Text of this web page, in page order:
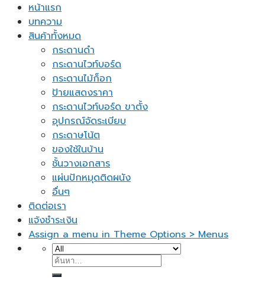
หน้าแรก
บทความ
สินค้าทั้งหมด
กระดานดำ
กระดานไวท์บอร์ด
กระดานไม้ก็อก
ป้ายแสดงราคา
กระดานไวท์บอร์ด ขาตั้ง
อุปกรณ์จัดระเบียบ
กระดาษโน้ต
ของใช้ในบ้าน
ชั้นวางเอกสาร
แผ่นปักหมุดติดผนัง
อื่นๆ
ติดต่อเรา
แจ้งชำระเงิน
Assign a menu in Theme Options > Menus
ค้นหา: